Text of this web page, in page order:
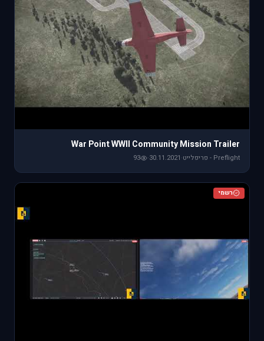
War Point WWII Community Mission Trailer
Preflight - פריפלייט ·
30.11.2021
·
93
רשמי